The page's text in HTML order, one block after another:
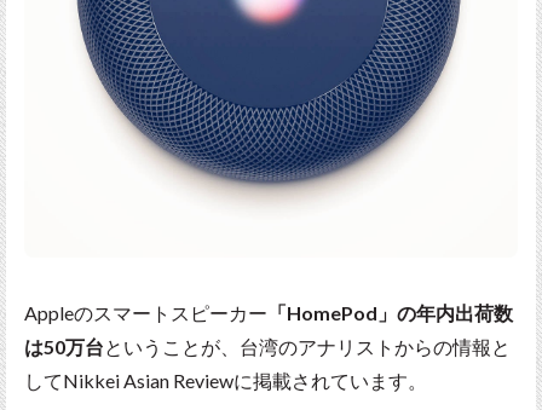
Appleのスマートスピーカー 「HomePod」の年内出荷数
は50万台 ということが、台湾のアナリストからの情報と
してNikkei Asian Reviewに掲載されています。